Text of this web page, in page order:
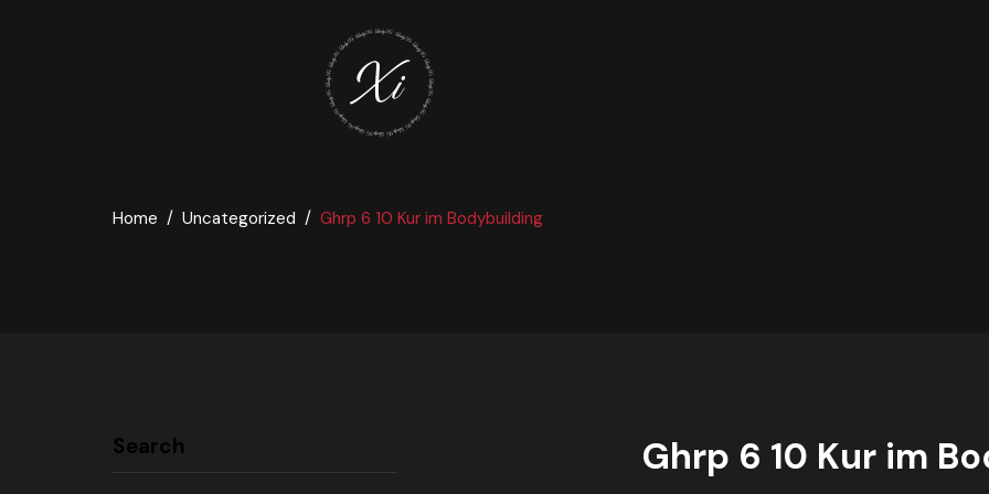
Home Uncategorized Ghrp 6 10 Kur im Bodybuilding
Ghrp 6 10 Kur im
Search